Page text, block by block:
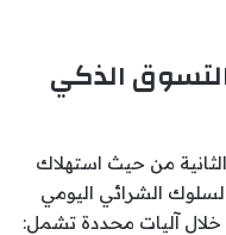
الذكي
من حيث استهلاك
الشرائي اليومي
آليات محددة تشمل: